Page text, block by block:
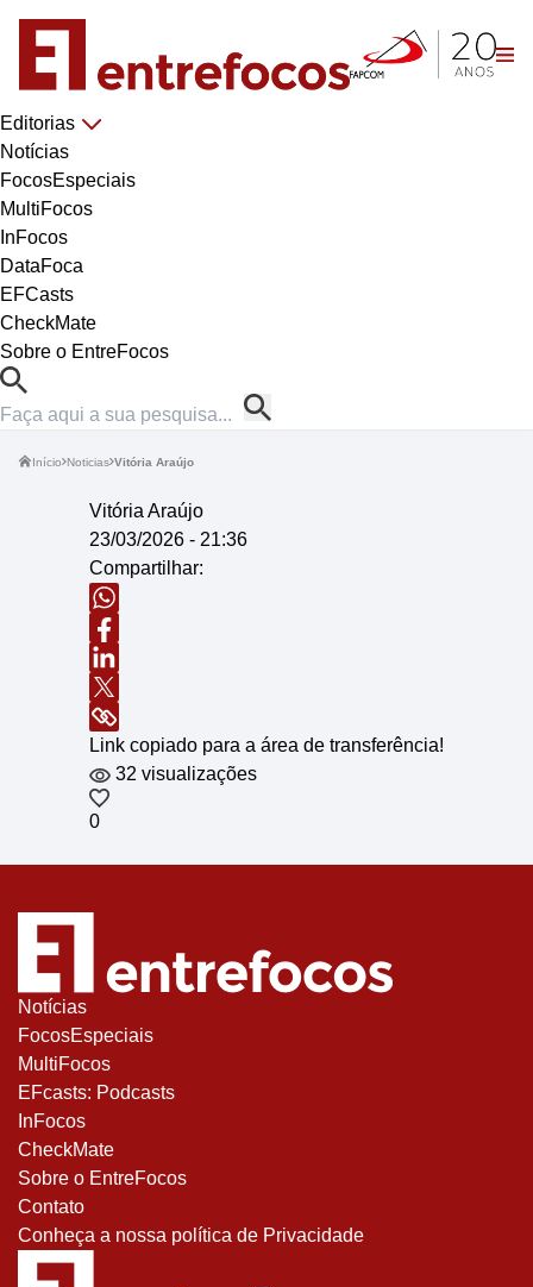
Editorias
Notícias
FocosEspeciais
MultiFocos
InFocos
DataFoca
EFCasts
CheckMate
Sobre o EntreFocos
Início Noticias Vitória Araújo
Vitória Araújo
23/03/2026 - 21:36
Compartilhar:
Link copiado para a área de transferência!
32 visualizações
0
Notícias
FocosEspeciais
MultiFocos
EFcasts: Podcasts
InFocos
CheckMate
Sobre o EntreFocos
Contato
Conheça a nossa política de Privacidade